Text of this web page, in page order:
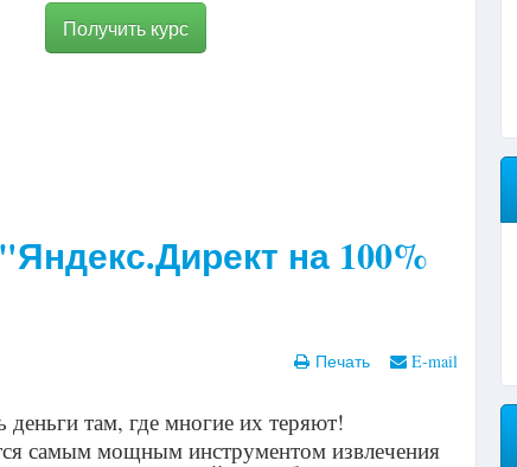
Получить курс
на 100%
Печать E-mail
деньги там, где многие их теряют!
самым мощным инструментом извлечения